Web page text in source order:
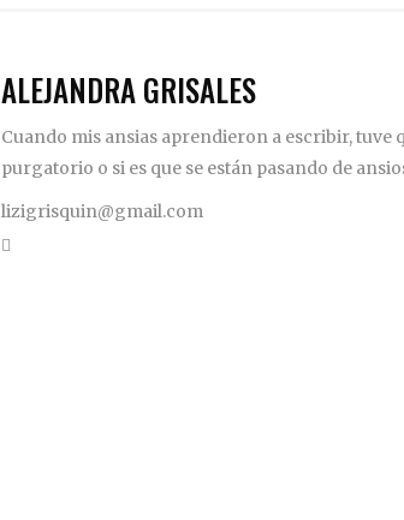
ALEJANDRA GRISALES
Cuando mis ansias aprendieron a escribir, tuve
purgatorio o si es que se están pasando de
lizigrisquin@gmail.com